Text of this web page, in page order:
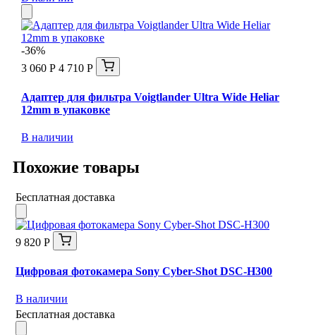
-36%
3 060 Р 4 710 Р
Адаптер для фильтра Voigtlander Ultra Wide Heliar
12mm в упаковке
В наличии
Похожие товары
Бесплатная доставка
9 820 Р
Цифровая фотокамера Sony Cyber-Shot DSC-H300
В наличии
Бесплатная доставка